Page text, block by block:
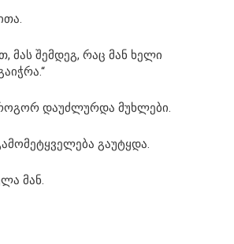
მას შემდეგ, რაც მან ხელი
დაუძლურდა მუხლები.
გაუტყდა.
მან.